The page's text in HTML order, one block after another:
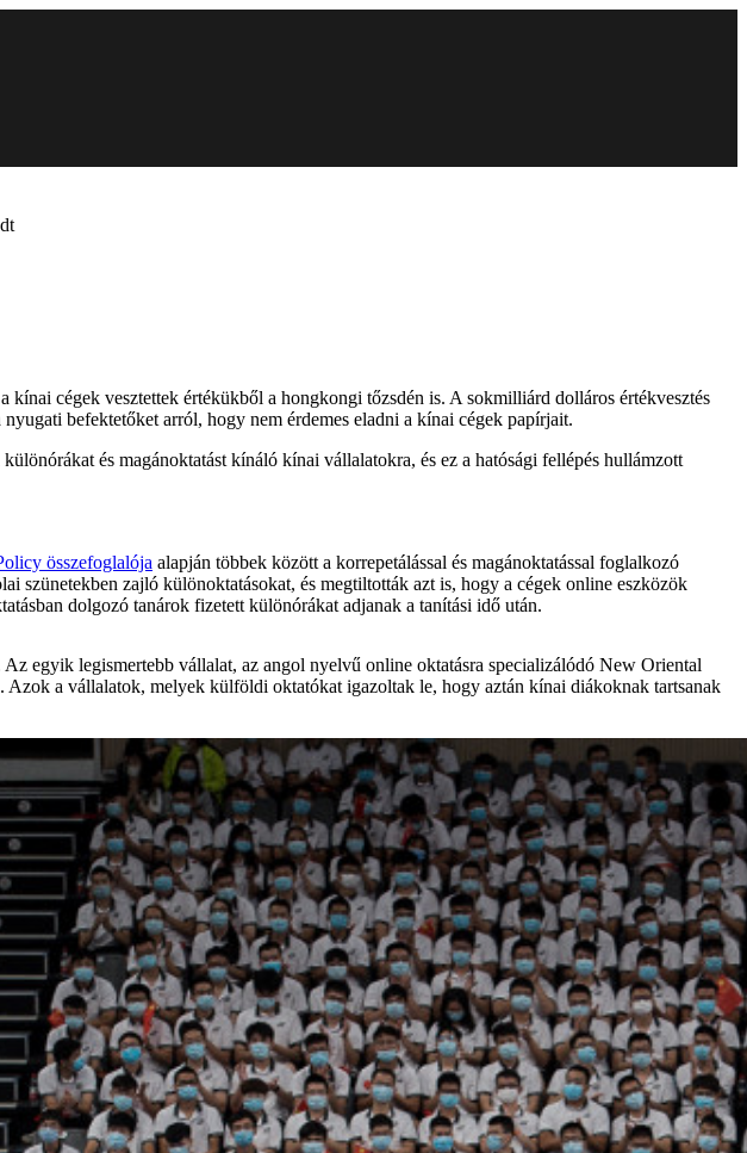
cégek vesztettek értékükből a hongkongi tőzsdén is. A sokmilliárd dolláros értékvesztés
befektetőket arról, hogy nem érdemes eladni a kínai cégek papírjait.
és magánoktatást kínáló kínai vállalatokra, és ez a hatósági fellépés hullámzott
összefoglalója alapján többek között a korrepetálással és magánoktatással foglalkozó
szünetekben zajló különoktatásokat, és megtiltották azt is, hogy a cégek online eszközök
dolgozó tanárok fizetett különórákat adjanak a tanítási idő után.
egyik legismertebb vállalat, az angol nyelvű online oktatásra specializálódó New Oriental
a vállalatok, melyek külföldi oktatókat igazoltak le, hogy aztán kínai diákoknak tartsanak